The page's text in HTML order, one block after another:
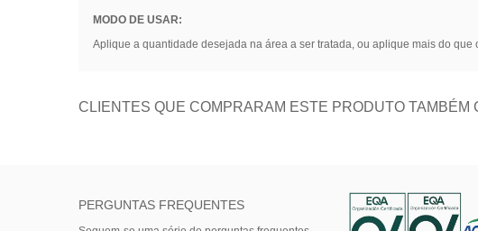
MODO DE USAR:
Aplique a quantidade desejada na área a ser tratada, ou aplique mais do
CLIENTES QUE COMPRARAM ESTE PRODUTO TAMBÉM
PERGUNTAS FREQUENTES